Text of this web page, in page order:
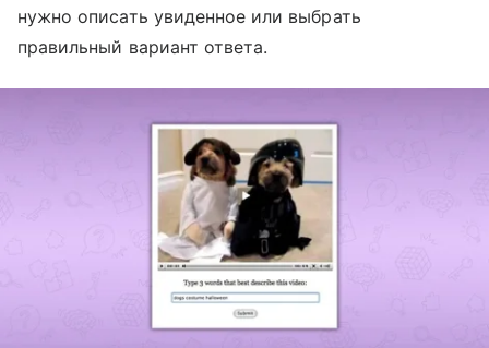
нужно описать увиденное или выбрать
правильный вариант ответа.